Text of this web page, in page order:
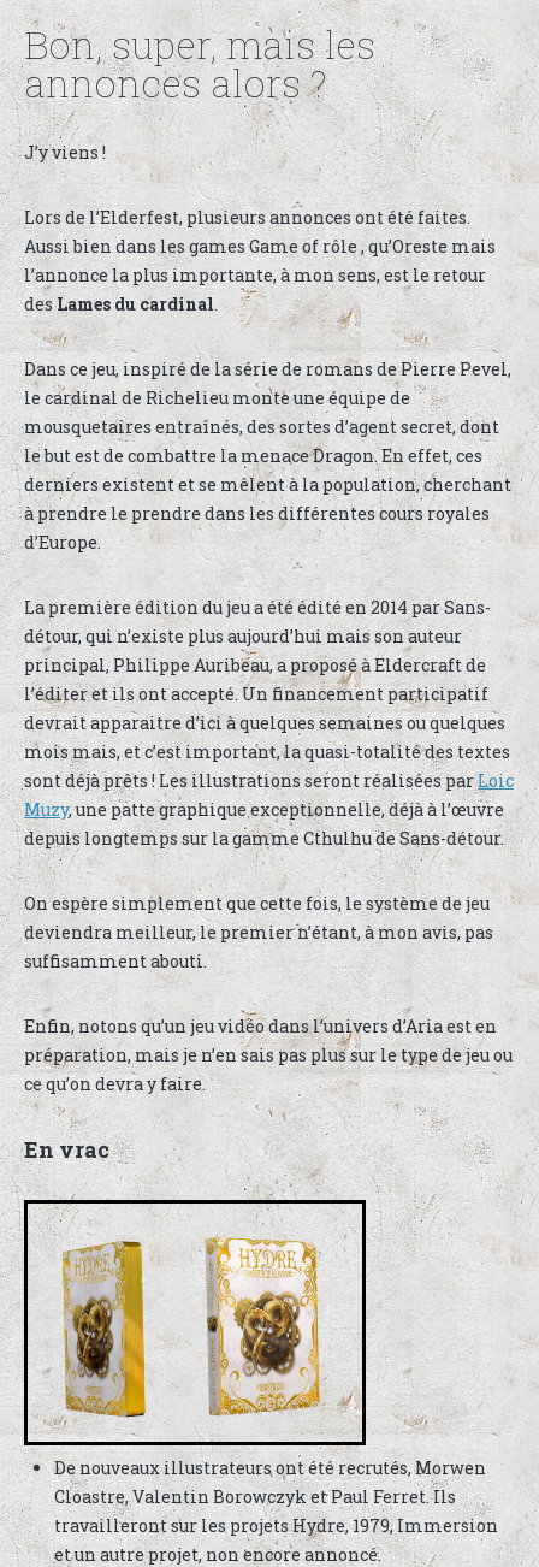
Bon, super, mais les
annonces alors ?
J’y viens !
Lors de l’Elderfest, plusieurs annonces ont été faites.
Aussi bien dans les games Game of rôle , qu’Oreste mais
l’annonce la plus importante, à mon sens, est le retour
desLames du cardinal.
Dans ce jeu, inspiré de la série de romans de Pierre Pevel,
le cardinal de Richelieu monte une équipe de
mousquetaires entraînés, des sortes d’agent secret, dont
le but est de combattre la menace Dragon. En effet, ces
derniers existent et se mêlent à la population, cherchant
à prendre le prendre dans les différentes cours royales
d’Europe.
La première édition du jeu a été édité en 2014 par Sans-
détour, qui n’existe plus aujourd’hui mais son auteur
principal, Philippe Auribeau, a proposé à Eldercraft de
l’éditer et ils ont accepté. Un financement participatif
devrait apparaitre d’ici à quelques semaines ou quelques
mois mais, et c’est important, la quasi-totalité des textes
sont déjà prêts ! Les illustrations seront réalisées parLoic
Muzy, une patte graphique exceptionnelle, déjà à l’œuvre
depuis longtemps sur la gamme Cthulhu de Sans-détour.
On espère simplement que cette fois, le système de jeu
deviendra meilleur, le premier n’étant, à mon avis, pas
suffisamment abouti.
Enfin, notons qu’un jeu vidéo dans l’univers d’Aria est en
préparation, mais je n’en sais pas plus sur le type de jeu ou
ce qu’on devra y faire.
En vrac
De nouveaux illustrateurs ont été recrutés, Morwen
Cloastre, Valentin Borowczyk et Paul Ferret. Ils
travailleront sur les projets Hydre, 1979, Immersion
et un autre projet, non encore annoncé.